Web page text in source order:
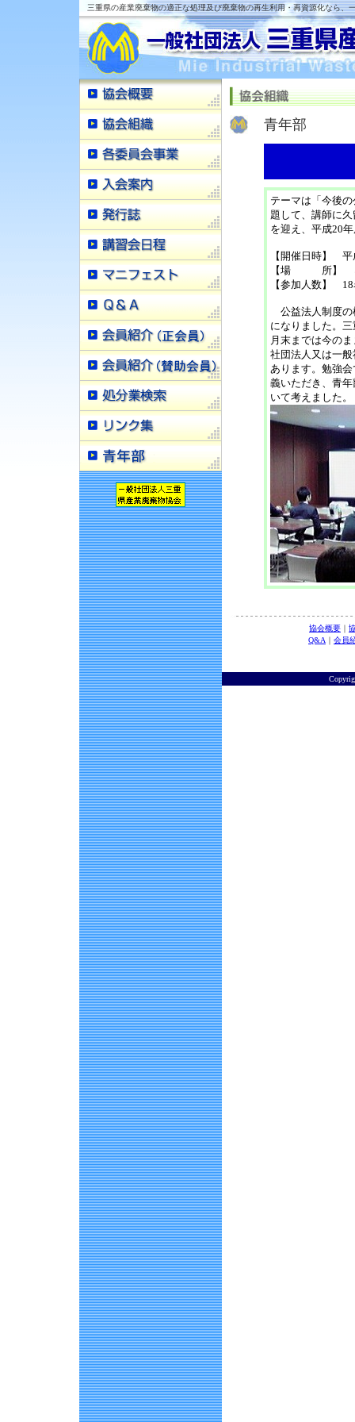
三重県の産業廃棄物の適正な処理及び廃棄物の再生利用・再資源化なら、
青年部
テーマは「今後
題して、講師に
を迎え、平成20
【開催日時】
【場 所】 じ
【参加人数】
公益法人制度の
になりました。
月末までは今の
社団法人又は一
あります。勉強
義いただき、青
いて考えました。
協会概要 ｜
Q&A ｜ 会員